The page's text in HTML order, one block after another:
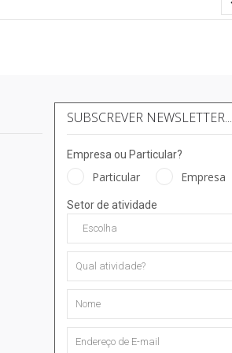
SUBSCREVER NEWSLETTER...
Empresa ou Particular?
Particular Empresa
Setor de atividade